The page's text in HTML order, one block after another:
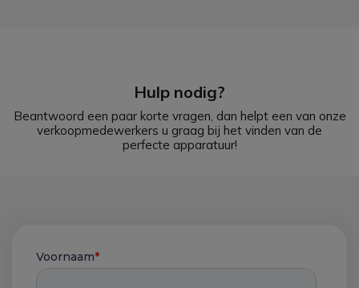
Hulp nodig?
Beantwoord een paar korte vragen, dan helpt een van onze
verkoopmedewerkers u graag bij het vinden van de
perfecte apparatuur!